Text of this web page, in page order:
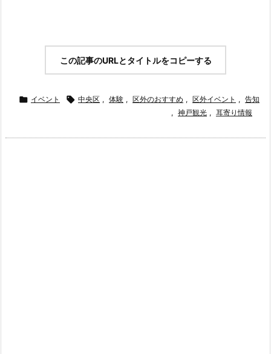
この記事のURLとタイトルをコピーする
 イベント  中央区 , 体験 , 区外のおすすめ , 区外イベント , 告知
, 神戸観光 , 耳寄り情報